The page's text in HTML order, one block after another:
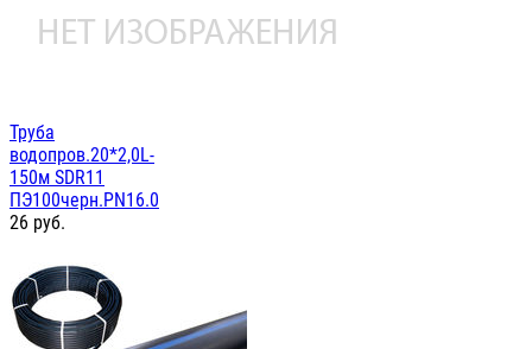
Труба
водопров.20*2,0L-
150м SDR11
ПЭ100черн.PN16.0
26 руб.